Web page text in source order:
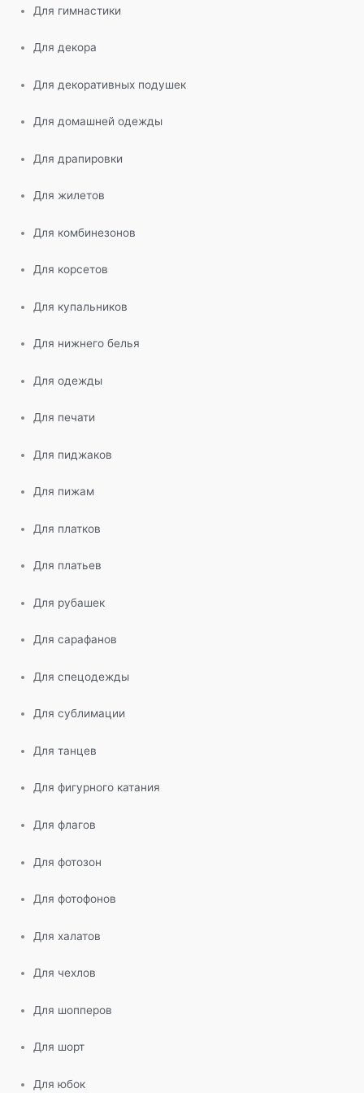
Для гимнастики
Для декора
Для декоративных подушек
Для домашней одежды
Для драпировки
Для жилетов
Для комбинезонов
Для корсетов
Для купальников
Для нижнего белья
Для одежды
Для печати
Для пиджаков
Для пижам
Для платков
Для платьев
Для рубашек
Для сарафанов
Для спецодежды
Для сублимации
Для танцев
Для фигурного катания
Для флагов
Для фотозон
Для фотофонов
Для халатов
Для чехлов
Для шопперов
Для шорт
Для юбок